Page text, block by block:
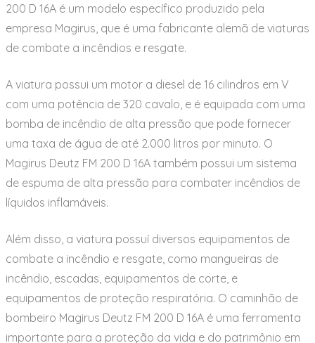
200 D 16A é um modelo específico produzido pela
empresa Magirus, que é uma fabricante alemã de viaturas
de combate a incêndios e resgate.
A viatura possui um motor a diesel de 16 cilindros em V
com uma potência de 320 cavalo, e é equipada com uma
bomba de incêndio de alta pressão que pode fornecer
uma taxa de água de até 2.000 litros por minuto. O
Magirus Deutz FM 200 D 16A também possui um sistema
de espuma de alta pressão para combater incêndios de
líquidos inflamáveis.
Além disso, a viatura possuí diversos equipamentos de
combate a incêndio e resgate, como mangueiras de
incêndio, escadas, equipamentos de corte, e
equipamentos de proteção respiratória. O caminhão de
bombeiro Magirus Deutz FM 200 D 16A é uma ferramenta
importante para a proteção da vida e do patrimônio em